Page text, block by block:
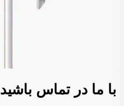
با ما در تماس باشید